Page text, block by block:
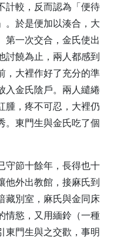
計較，反而認為「便待
。於是便加以湊合，大
第一次交合，金氏使出
討饒為止，兩人都感到
，大裡作好了充分的準
入金氏陰戶。兩人繾綣
腫，疼不可忍，大裡仍
。東門生與金氏吃了個
守節十餘年，長得也十
他外出教館，接麻氏到
藏別室，麻氏與金同床
情慾，又用緬鈴（一種
東門生與之交歡，事明